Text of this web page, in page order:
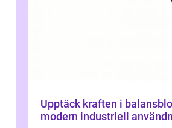
Upptäck kraften i
modern industriell